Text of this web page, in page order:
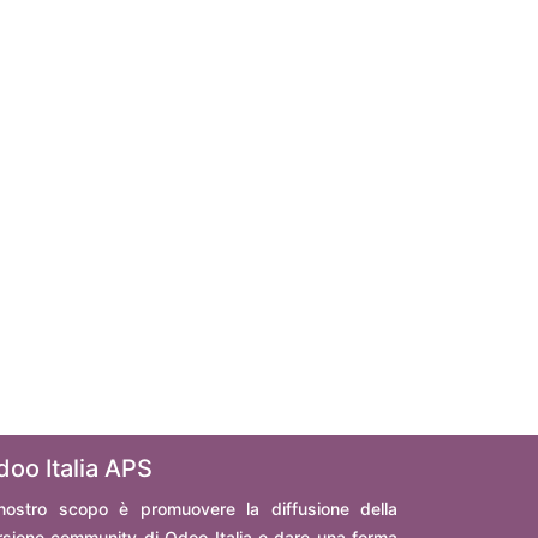
Italia APS
scopo è promuovere la diffusione della